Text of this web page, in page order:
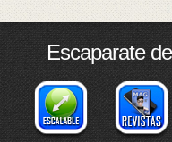
Escaparate